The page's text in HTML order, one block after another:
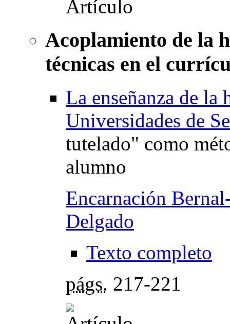
Acoplamiento de la
técnicas en el
La enseñanza de la
Universidades de
tutelado" como
alumno
Encarnación
Delgado
Texto completo
págs. 217-221